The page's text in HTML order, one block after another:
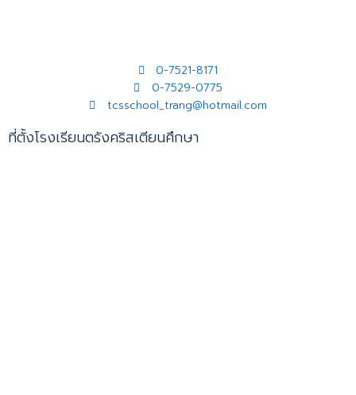
0-7521-8171
0-7529-0775
tcsschool_trang@hotmail.com
ที่ตั้งโรงเรียนตรังคริสเตียนศึกษา